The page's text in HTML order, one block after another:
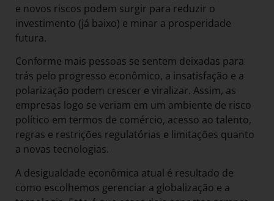
e novos riscos podem surgir para reduzir o
investimento (já baixo) e minar a prosperidade
futura.
Conforme mais pessoas se sentem deixadas para
trás pelo progresso econômico, a insatisfação e a
polarização podem crescer e viralizar. Assim, as
empresas logo se veriam em um ambiente de risco
político em termos de comércio, acesso ao talento,
regras e restrições regulatórias e limitações quanto
a novas tecnologias.
A desigualdade econômica atual é resultado de
como escolhemos gerenciar a globalização e a